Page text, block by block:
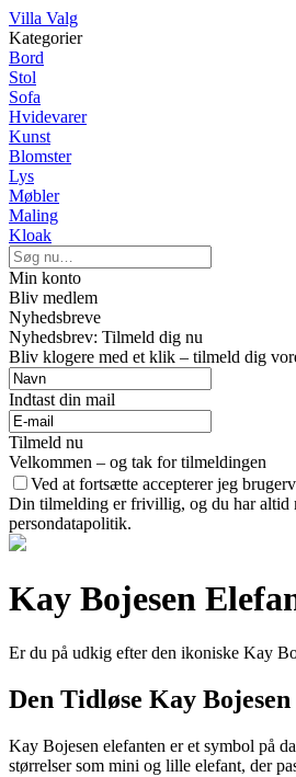
Villa Valg
Kategorier
Bord
Stol
Sofa
Hvidevarer
Kunst
Blomster
Lys
Møbler
Maling
Kloak
Min konto
Bliv medlem
Nyhedsbreve
Nyhedsbrev: Tilmeld dig nu
Bliv klogere med et klik – tilmeld dig
Indtast din mail
Tilmeld nu
Velkommen – og tak for tilmeldingen
Ved at fortsætte accepterer jeg
Din tilmelding er frivillig, og du har altid
persondatapolitik.
Kay Bojesen
Er du på udkig efter den ikoniske Kay
Den Tidløse Kay
Kay Bojesen elefanten er et symbol på
størrelser som mini og lille elefant, der